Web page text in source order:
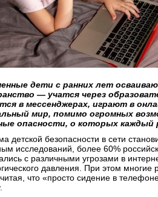
дети с ранних лет
— учатся через
в мессенджерах, играют в
мир, помимо огромных
опасности, о которых каждый
детской безопасности в сети
исследований, более 60%
с различными угрозами в
давления. При этом
что «просто сидение в